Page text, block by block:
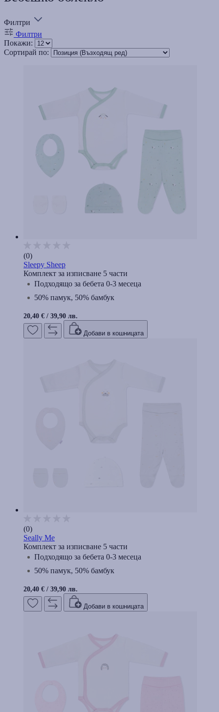
Филтри
Филтри
Покажи:
Сортирай по:
(0)
Sleepy Sheep
Комплект за изписване 5 части
Подходящо за бебета 0-3 месеца
50% памук, 50% бамбук
20,40 € / 39,90 лв.
Добави в кошницата
(0)
Seally Me
Комплект за изписване 5 части
Подходящо за бебета 0-3 месеца
50% памук, 50% бамбук
20,40 € / 39,90 лв.
Добави в кошницата